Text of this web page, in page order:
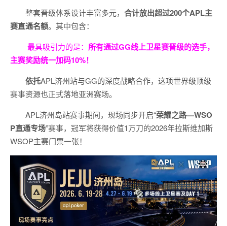
整套晋级体系设计丰富多元， 合计放出超过200个APL主
赛直通名额。其中包含：
最具吸引力的是： 所有通过GG线上卫星赛晋级的选手，
主赛奖励统一加码10%！
依托APL济州站与GG的深度战略合作，这项世界级顶级
赛事资源也正式落地亚洲赛场。
APL济州岛站赛事期间，现场同步开启“荣耀之路—WSO
P直通专场”赛事，冠军将获得价值1万刀的2026年拉斯维加斯
WSOP主赛门票一张！